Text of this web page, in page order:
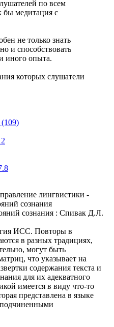
по всем
бы медитация с
не только знать
и способствовать
иного опыта.
которых слушатели
(109)
лингвистики -
сознания
сознания : Спивак Д.Л.
ИСС. Повторы в
в разных традициях,
могут быть
что указывает на
содержания текста и
для их адекватного
имеется в виду что-то
представлена в языке